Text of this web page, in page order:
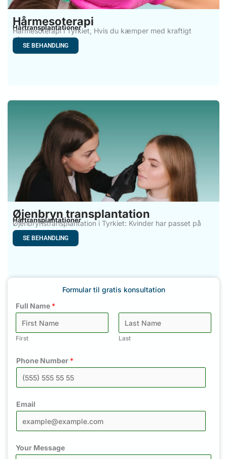
Hårmesoterapi
Hårtransplantationer
Hårmesoterapi i Tyrkiet, Hvis du kæmper med kraftigt
hårtab og
SE BEHANDLING
Øjenbryn transplantation
Hårtransplantationer
Øjenbrynstransplantation i Tyrkiet: Kvinder har passet på
deres øjenbryn i
SE BEHANDLING
Formular til gratis konsultation
Full Name *
First Last
Phone Number *
Email
Your Message